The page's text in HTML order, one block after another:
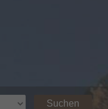
Suchen